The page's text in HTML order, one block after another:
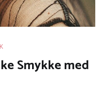
Smykke med